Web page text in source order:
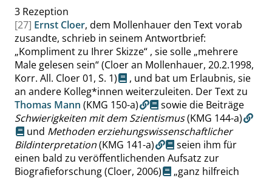
3 Rezeption
[27] Ernst Cloer, dem Mollenhauer den Text vorab
zusandte, schrieb in seinem Antwortbrief:
„Kompliment zu Ihrer Skizze“ , sie solle „mehrere
Male gelesen sein“(Cloer an Mollenhauer, 20.2.1998,
Korr. All. Cloer 01, S. 1)
, und bat um Erlaubnis, sie
an andere Kolleg*innen weiterzuleiten. Der Text zu
Thomas Mann (KMG 150-a)
sowie die Beiträge
Schwierigkeiten mit dem Szientismus(KMG 144-a)
und Methoden erziehungswissenschaftlicher
Bildinterpretation(KMG 141-a)
seien ihm für
einen bald zu veröffentlichenden Aufsatz zur
Biografieforschung(Cloer, 2006) „ganz hilfreich